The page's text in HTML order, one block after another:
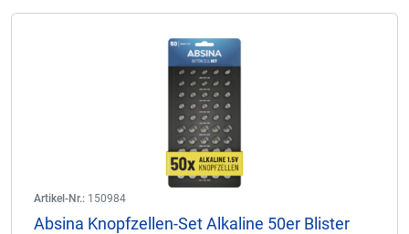
Artikel-Nr.: 150984
Absina Knopfzellen-Set Alkaline 50er Blister